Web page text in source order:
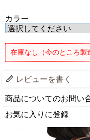
カラー
在庫なし（今のところ製
レビューを書く
商品についてのお問い
お気に入りに登録